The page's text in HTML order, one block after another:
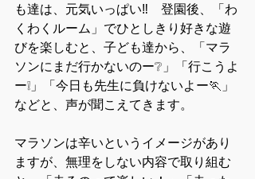
も達は、元気いっぱい‼　登園後、「わ
くわくルーム」でひとしきり好きな遊
びを楽しむと、子ども達から、「マラ
ソンにまだ行かないのー❔」「行こうよ
ー❕」「今日も先生に負けないよー🏃」
などと、声が聞こえてきます。
マラソンは辛いというイメージがあり
ますが、無理をしない内容で取り組む